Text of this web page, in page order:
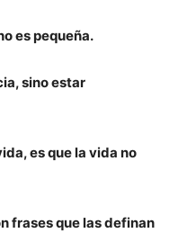
es pequeña.
sino estar
es que la vida no
frases que las definan